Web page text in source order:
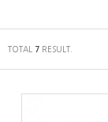
TOTAL 7 RESULT.